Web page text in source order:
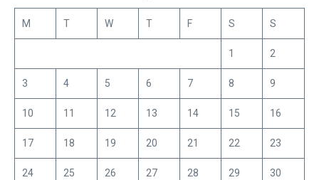
M T W T F S S
1 2
3 4 5 6 7 8 9
10 11 12 13 14 15 16
17 18 19 20 21 22 23
24 25 26 27 28 29 30